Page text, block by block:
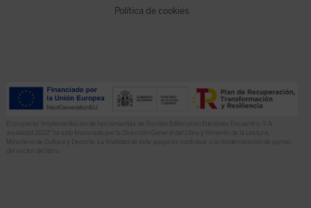
Política de cookies
El proyecto “Implementación de herramientas de Gestión Editorial en Ediciones Encuentro, S.A.
anualidad 2022” ha sido financiado por la Dirección General del Libro y Fomento de la Lectura,
Ministerio de Cultura y Deporte. La finalidad de este apoyo es contribuir a la modernización de pymes
del sector del libro.